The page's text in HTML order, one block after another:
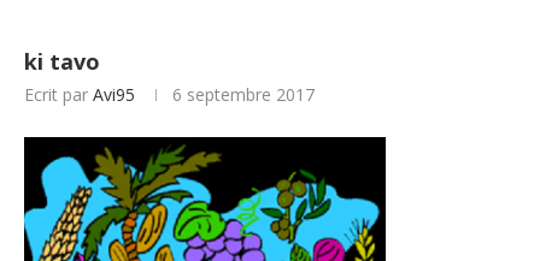
ki tavo
Ecrit par Avi95 6 septembre 2017